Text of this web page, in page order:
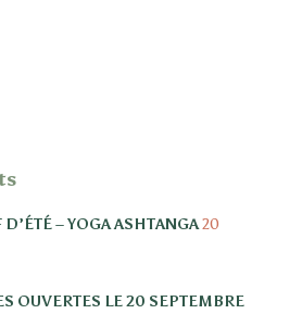
– YOGA ASHTANGA20
OUVERTES LE 20 SEPTEMBRE